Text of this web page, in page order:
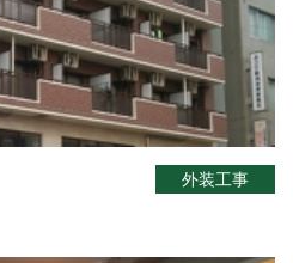
外装工事